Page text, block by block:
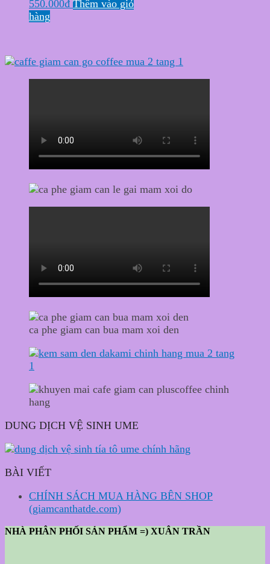
550.000₫ Thêm vào giỏ
hàng
ca phe giam can bua mam xoi den
DUNG DỊCH VỆ SINH UME
BÀI VIẾT
CHÍNH SÁCH MUA HÀNG BÊN SHOP
(giamcanthatde.com)
NHÀ PHÂN PHỐI SẢN PHẨM =) XUÂN TRẦN